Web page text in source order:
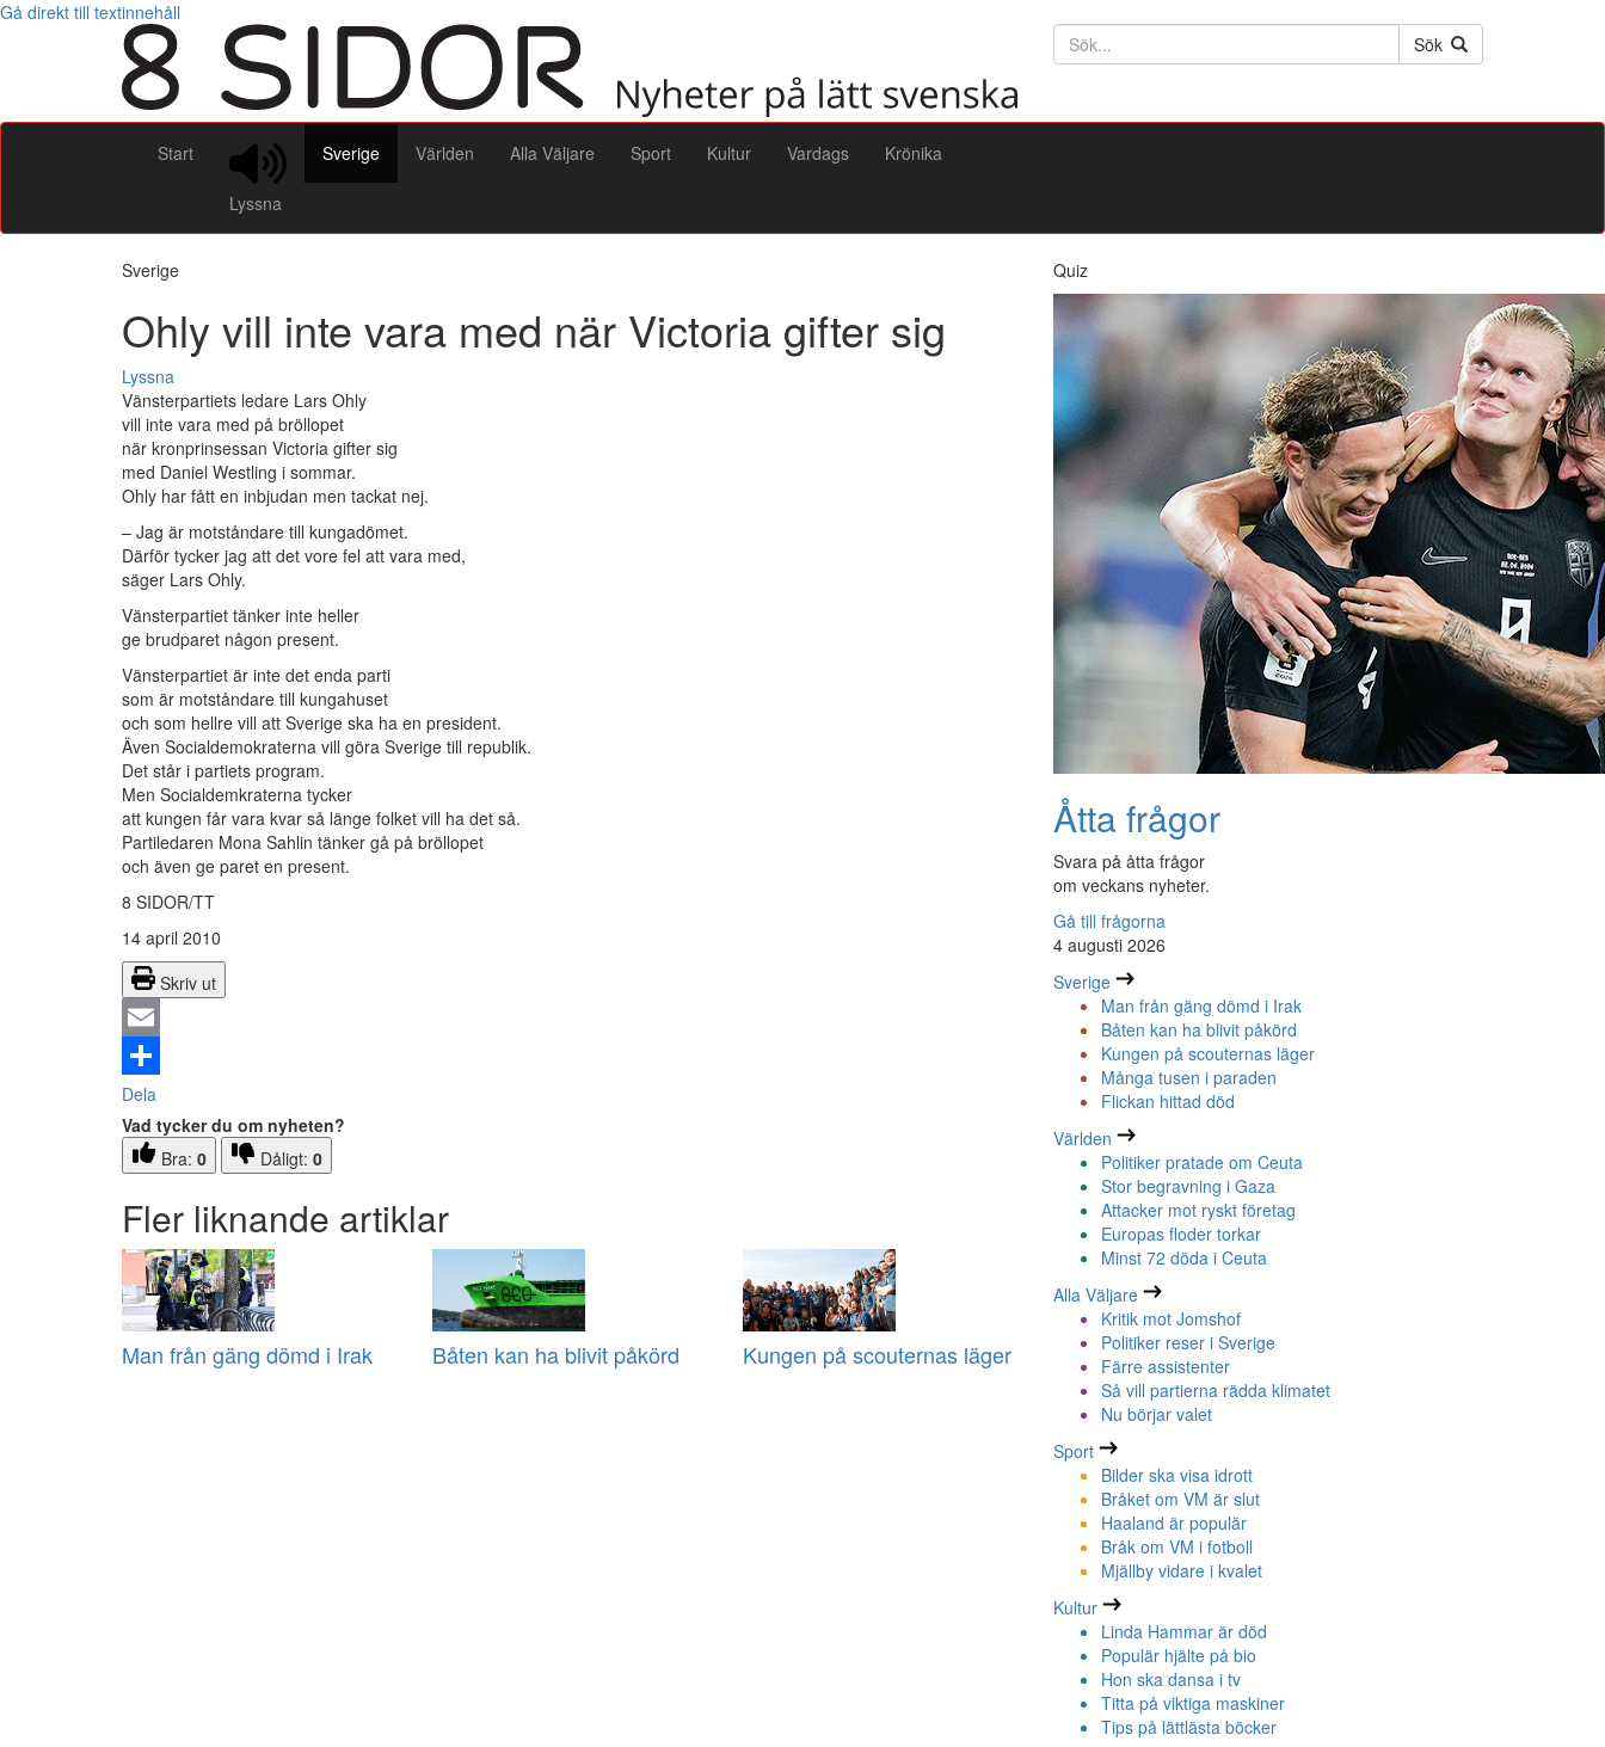
Gå direkt till textinnehåll
Söktext
Sök
Start
Lyssna
Sverige Världen Alla Väljare Sport Kultur Vardags Krönika
Sverige
Ohly vill inte vara med när Victoria gifter sig
Lyssna
Vänsterpartiets ledare Lars Ohly
vill inte vara med på bröllopet
när kronprinsessan Victoria gifter sig
med Daniel Westling i sommar.
Ohly har fått en inbjudan men tackat nej.
– Jag är motståndare till kungadömet.
Därför tycker jag att det vore fel att vara med,
säger Lars Ohly.
Vänsterpartiet tänker inte heller
ge brudparet någon present.
Vänsterpartiet är inte det enda parti
som är motståndare till kungahuset
och som hellre vill att Sverige ska ha en president.
Även Socialdemokraterna vill göra Sverige till republik.
Det står i partiets program.
Men Socialdemkraterna tycker
att kungen får vara kvar så länge folket vill ha det så.
Partiledaren Mona Sahlin tänker gå på bröllopet
och även ge paret en present.
8 SIDOR/TT
14 april 2010
Skriv ut
Email
Dela
Vad tycker du om nyheten?
Bra: 0 Dåligt: 0
Fler liknande artiklar
Man från gäng dömd i Irak Båten kan ha blivit påkörd Kungen på scouternas läger
Quiz
Åtta frågor
Svara på åtta frågor
om veckans nyheter.
Gå till frågorna
4 augusti 2026
Sverige
Man från gäng dömd i Irak
Båten kan ha blivit påkörd
Kungen på scouternas läger
Många tusen i paraden
Flickan hittad död
Världen
Politiker pratade om Ceuta
Stor begravning i Gaza
Attacker mot ryskt företag
Europas floder torkar
Minst 72 döda i Ceuta
Alla Väljare
Kritik mot Jomshof
Politiker reser i Sverige
Färre assistenter
Så vill partierna rädda klimatet
Nu börjar valet
Sport
Bilder ska visa idrott
Bråket om VM är slut
Haaland är populär
Bråk om VM i fotboll
Mjällby vidare i kvalet
Kultur
Linda Hammar är död
Populär hjälte på bio
Hon ska dansa i tv
Titta på viktiga maskiner
Tips på lättlästa böcker